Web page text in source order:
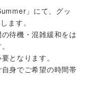
」にて、グッ
ます。
待機・混雑緩和をは
となります。
身でご希望の時間帯